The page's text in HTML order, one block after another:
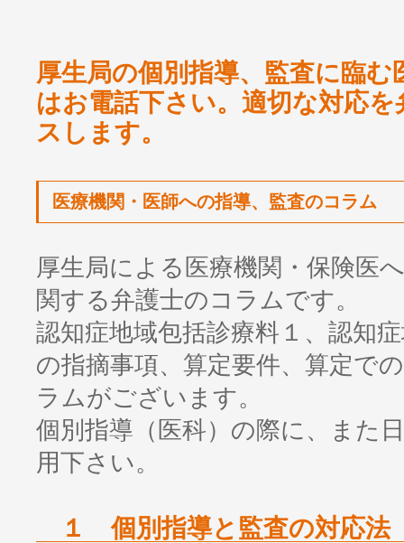
厚生局の個別指導、監査に臨む
はお電話下さい。適切な対応
スします。
医療機関・医師への指導、監査のコラム
厚生局による医療機関・保険医
関する弁護士のコラムです。
認知症地域包括診療料１、認知
の指摘事項、算定要件、算定で
ラムがございます。
個別指導（医科）の際に、また
用下さい。
１ 個別指導と監査の対応法